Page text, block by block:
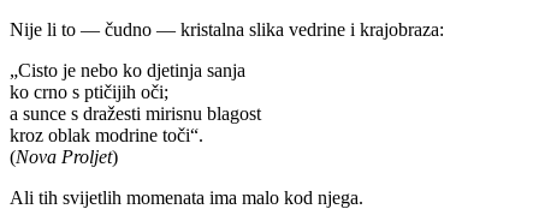
Nije li to — čudno — kristalna slika vedrine i krajobraza:
„Cisto je nebo ko djetinja sanja
ko crno s ptičijih oči;
a sunce s dražesti mirisnu blagost
kroz oblak modrine toči“.
(Nova Proljet)
Ali tih svijetlih momenata ima malo kod njega.